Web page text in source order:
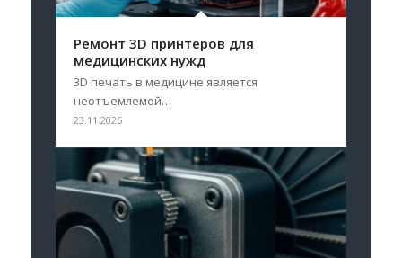
Ремонт 3D принтеров для
медицинских нужд
3D печать в медицине является
неотъемлемой…
23.11.2025